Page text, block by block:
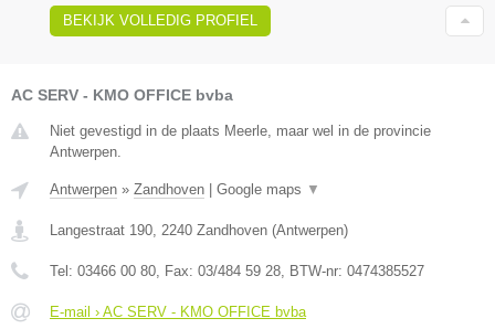
BEKIJK VOLLEDIG PROFIEL
AC SERV - KMO OFFICE bvba
Niet gevestigd in de plaats Meerle, maar wel in de provincie
Antwerpen.
Antwerpen » Zandhoven Google maps ▼
Langestraat 190, 2240 Zandhoven (Antwerpen)
Tel: 03466 00 80, Fax: 03/484 59 28, BTW-nr: 0474385527
E-mail › AC SERV - KMO OFFICE bvba